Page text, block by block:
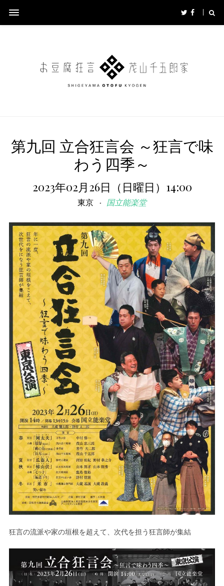
第九回 立合狂言会 ～狂言で味
わう四季～
2023年02月26日（日曜日）14:00
東京 国立能楽堂
狂言の流派や家の垣根を超えて、次代を担う狂言師が集結